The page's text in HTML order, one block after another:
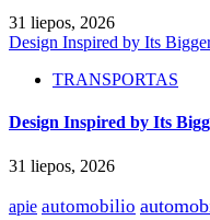
31 liepos, 2026
Design Inspired by Its
TRANSPORTAS
Design Inspired by Its
31 liepos, 2026
apie automobilio